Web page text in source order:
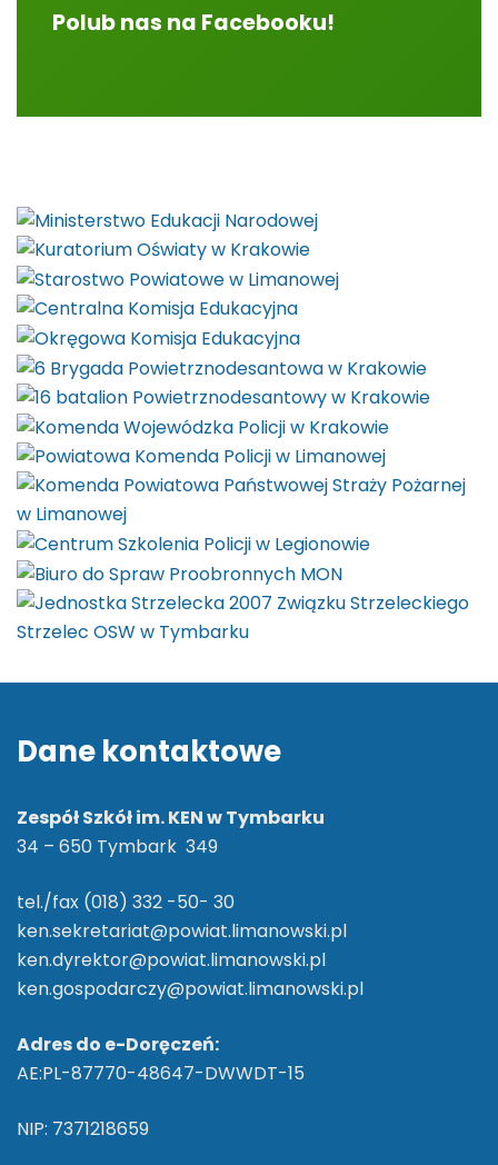
Polub nas na Facebooku!
Dane kontaktowe
Zespół Szkół im. KEN w Tymbarku
34 – 650 Tymbark 349
tel./fax (018) 332 -50- 30
ken.sekretariat@powiat.limanowski.pl
ken.dyrektor@powiat.limanowski.pl
ken.gospodarczy@powiat.limanowski.pl
Adres do e-Doręczeń:
AE:PL-87770-48647-DWWDT-15
NIP: 7371218659